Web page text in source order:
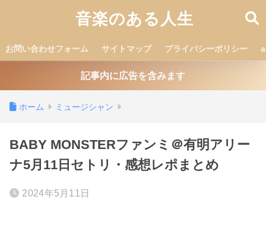
音楽のある人生
お問い合わせフォーム サイトマップ プライバシーポリシー
記事内に広告を含みます
ホーム ミュージシャン
BABY MONSTERファンミ＠有明アリー
ナ5月11日セトリ・感想レポまとめ
2024年5月11日